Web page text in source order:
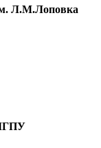
Л.М.Лоповка